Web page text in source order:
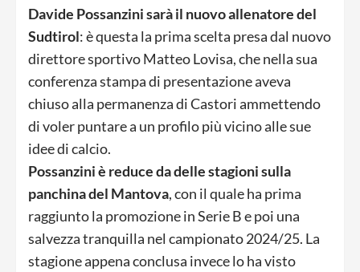
Davide Possanzini sarà il nuovo allenatore del
Sudtirol: è questa la prima scelta presa dal nuovo
direttore sportivo Matteo Lovisa, che nella sua
conferenza stampa di presentazione aveva
chiuso alla permanenza di Castori ammettendo
di voler puntare a un profilo più vicino alle sue
idee di calcio.
Possanzini è reduce da delle stagioni sulla
panchina del Mantova, con il quale ha prima
raggiunto la promozione in Serie B e poi una
salvezza tranquilla nel campionato 2024/25. La
stagione appena conclusa invece lo ha visto